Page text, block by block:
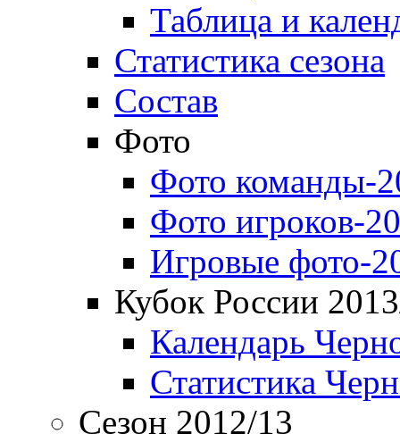
Таблица и
Статистика сезона
Состав
Фото
Фото команды-
Фото игроков-
Игровые фото-
Кубок России
Календарь
Статистика
Сезон 2012/13